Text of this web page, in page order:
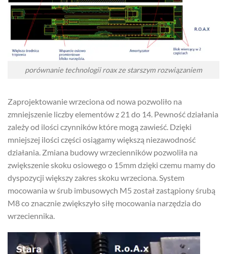
porównanie technologii roax ze starszym rozwiązaniem
Zaprojektowanie wrzeciona od nowa pozwoliło na
zmniejszenie liczby elementów z 21 do 14. Pewność działania
zależy od ilości czynników które mogą zawieść. Dzięki
mniejszej ilości części osiągamy większą niezawodność
działania. Zmiana budowy wrzecienników pozwoliła na
zwiększenie skoku osiowego o 15mm dzięki czemu mamy do
dyspozycji większy zakres skoku wrzeciona. System
mocowania w śrub imbusowych M5 został zastąpiony śrubą
M8 co znacznie zwiększyło siłę mocowania narzędzia do
wrzeciennika.